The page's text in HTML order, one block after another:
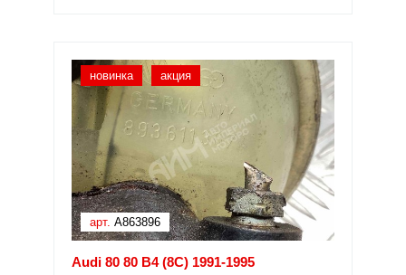
новинка акция
арт. A863896
Audi 80 80 B4 (8C) 1991-1995